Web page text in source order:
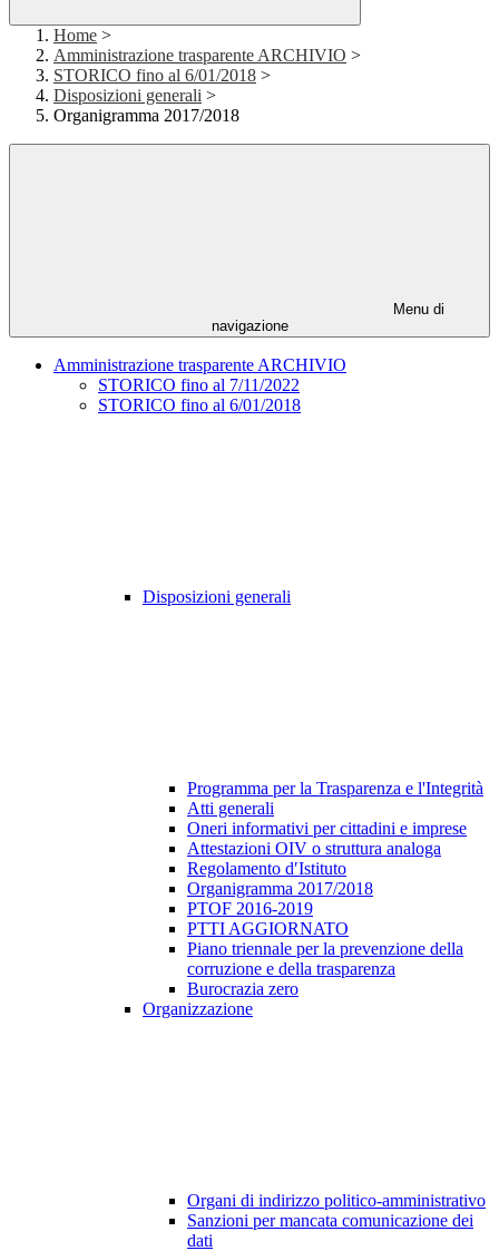
Home >
Amministrazione trasparente ARCHIVIO >
STORICO fino al 6/01/2018 >
Disposizioni generali >
Organigramma 2017/2018
Menu di
navigazione
Amministrazione trasparente ARCHIVIO
STORICO fino al 7/11/2022
STORICO fino al 6/01/2018
Disposizioni generali
Programma per la Trasparenza e l'Integrità
Atti generali
Oneri informativi per cittadini e imprese
Attestazioni OIV o struttura analoga
Regolamento d′Istituto
Organigramma 2017/2018
PTOF 2016-2019
PTTI AGGIORNATO
Piano triennale per la prevenzione della
corruzione e della trasparenza
Burocrazia zero
Organizzazione
Organi di indirizzo politico-amministrativo
Sanzioni per mancata comunicazione dei
dati